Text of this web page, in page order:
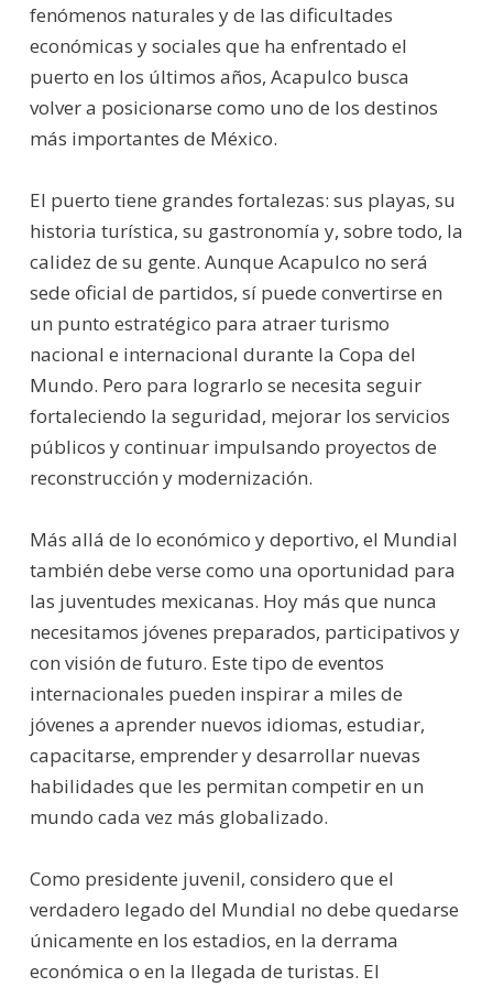
fenómenos naturales y de las dificultades
económicas y sociales que ha enfrentado el
puerto en los últimos años, Acapulco busca
volver a posicionarse como uno de los destinos
más importantes de México.
El puerto tiene grandes fortalezas: sus playas, su
historia turística, su gastronomía y, sobre todo, la
calidez de su gente. Aunque Acapulco no será
sede oficial de partidos, sí puede convertirse en
un punto estratégico para atraer turismo
nacional e internacional durante la Copa del
Mundo. Pero para lograrlo se necesita seguir
fortaleciendo la seguridad, mejorar los servicios
públicos y continuar impulsando proyectos de
reconstrucción y modernización.
Más allá de lo económico y deportivo, el Mundial
también debe verse como una oportunidad para
las juventudes mexicanas. Hoy más que nunca
necesitamos jóvenes preparados, participativos y
con visión de futuro. Este tipo de eventos
internacionales pueden inspirar a miles de
jóvenes a aprender nuevos idiomas, estudiar,
capacitarse, emprender y desarrollar nuevas
habilidades que les permitan competir en un
mundo cada vez más globalizado.
Como presidente juvenil, considero que el
verdadero legado del Mundial no debe quedarse
únicamente en los estadios, en la derrama
económica o en la llegada de turistas. El